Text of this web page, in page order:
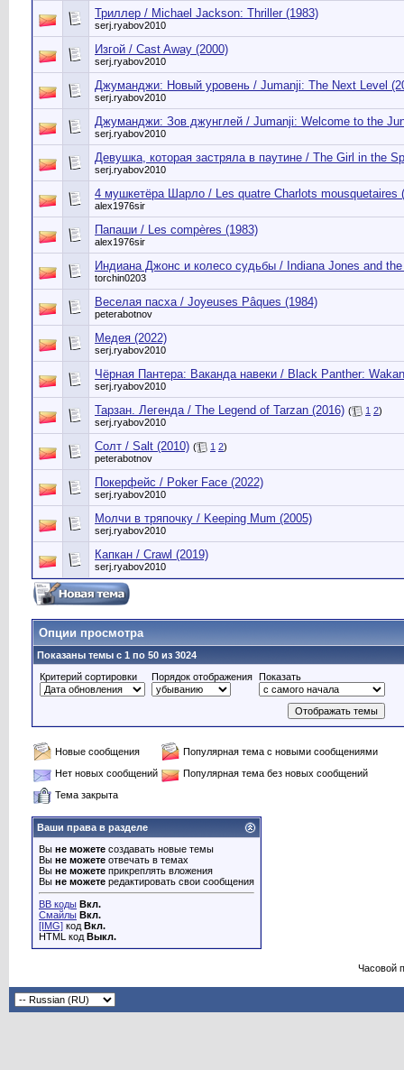
Триллер / Michael Jackson: Thriller (1983)
serj.ryabov2010
Изгой / Cast Away (2000)
serj.ryabov2010
Джуманджи: Новый уровень / Jumanji: The Next Level
serj.ryabov2010
Джуманджи: Зов джунглей / Jumanji: Welcome to the
serj.ryabov2010
Девушка, которая застряла в паутине / The Girl in the
serj.ryabov2010
4 мушкетёра Шарло / Les quatre Charlots mousquetaires
alex1976sir
Папаши / Les compères (1983)
alex1976sir
Индиана Джонс и колесо судьбы / Indiana Jones and
torchin0203
Веселая пасха / Joyeuses Pâques (1984)
peterabotnov
Медея (2022)
serj.ryabov2010
Чёрная Пантера: Ваканда навеки / Black Panther:
serj.ryabov2010
Тарзан. Легенда / The Legend of Tarzan (2016) ( 1 2)
serj.ryabov2010
Солт / Salt (2010) ( 1 2)
peterabotnov
Покерфейс / Poker Face (2022)
serj.ryabov2010
Молчи в тряпочку / Keeping Mum (2005)
serj.ryabov2010
Капкан / Crawl (2019)
serj.ryabov2010
Опции просмотра
Показаны темы с 1 по 50 из 3024
Критерий сортировки
Порядок отображения Показать
Новые сообщения
Популярная тема с новыми сообщениями
Нет новых сообщений
Популярная тема без новых сообщений
Тема закрыта
Ваши права в разделе
Вы не можете создавать новые темы
Вы не можете отвечать в темах
Вы не можете прикреплять вложения
Вы не можете редактировать свои сообщения
BB коды Вкл.
Смайлы Вкл.
[IMG] код Вкл.
HTML код Выкл.
Часовой